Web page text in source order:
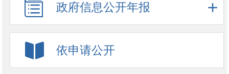
政府信息公开年报
依申请公开